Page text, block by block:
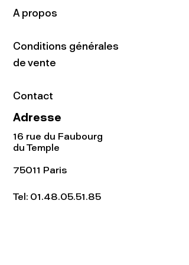
A propos
Conditions générales
de vente
Contact
Adresse
16 rue du Faubourg
du Temple
75011 Paris
Tel: 01.48.05.51.85